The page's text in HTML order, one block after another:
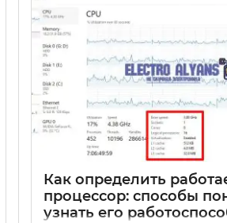
Как определить
процессор: способы
узнать его